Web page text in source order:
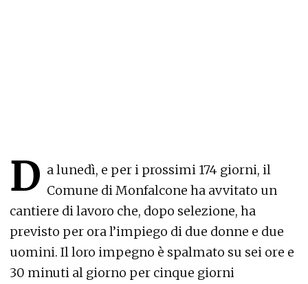
D a lunedì, e per i prossimi 174 giorni, il
Comune di Monfalcone ha avvitato un
cantiere di lavoro che, dopo selezione, ha
previsto per ora l’impiego di due donne e due
uomini. Il loro impegno è spalmato su sei ore e
30 minuti al giorno per cinque giorni